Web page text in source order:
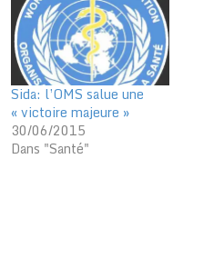
Sida: l’OMS salue une
« victoire majeure »
30/06/2015
Dans "Santé"